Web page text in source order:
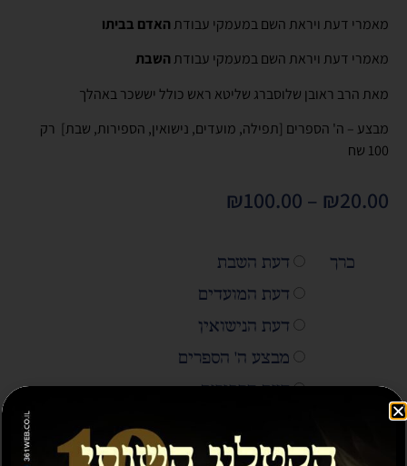
מאמרי דעת ויראת השם במעמקי עבודת האדם בביתו
מאמרי דעת ויראת השם במעמקי עבודת השבת
מאת הרב ראובן שלוסברג שליטא ראש כולל יששכר באהלך
מבצע – ה' הספרים [תפילה, מועדים, נישואין, הספירות, שבת] רק
100 שח
₪20.00
–
₪100.00
כרך
דעת השבת
דעת המועדים
דעת הנישואין
מבצע ה' הספרים
דעת הספירות